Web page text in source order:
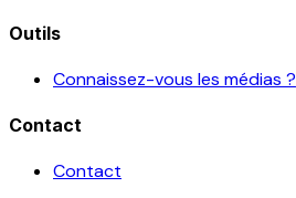
Outils
Connaissez-vous les médias ?
Contact
Contact